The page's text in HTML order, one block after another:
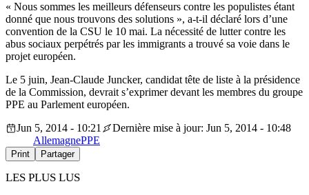
« Nous sommes les meilleurs défenseurs contre les populistes étant
donné que nous trouvons des solutions », a-t-il déclaré lors d’une
convention de la CSU le 10 mai. La nécessité de lutter contre les
abus sociaux perpétrés par les immigrants a trouvé sa voie dans le
projet européen.
Le 5 juin, Jean-Claude Juncker, candidat tête de liste à la présidence
de la Commission, devrait s’exprimer devant les membres du groupe
PPE au Parlement européen.
Jun 5, 2014 - 10:21
Dernière mise à jour: Jun 5, 2014 - 10:48
AllemagnePPE
Print Partager
LES PLUS LUS